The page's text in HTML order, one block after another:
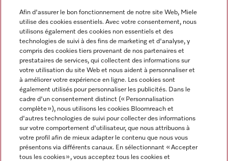
Langue
FRANÇAIS
Miele sur Youtube
Afin d'assurer le bon fonctionnement de notre site Web, Miele
utilise des cookies essentiels. Avec votre consentement, nous
utilisons également des cookies non essentiels et des
technologies de suivi à des fins de marketing et d'analyse, y
compris des cookies tiers provenant de nos partenaires et
prestataires de services, qui collectent des informations sur
votre utilisation du site Web et nous aident à personnaliser et
à améliorer votre expérience en ligne. Les cookies sont
également utilisés pour personnaliser les publicités. Dans le
cadre d'un consentement distinct (« Personnalisation
complète »), nous utilisons les cookies Bloomreach et
d'autres technologies de suivi pour collecter des informations
sur votre comportement d'utilisateur, que nous attribuons à
votre profil afin de mieux adapter le contenu que nous vous
présentons via différents canaux. En sélectionnant « Accepter
tous les cookies », vous acceptez tous les cookies et